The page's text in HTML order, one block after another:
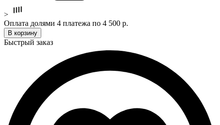
>
Оплата долями 4 платежа по 4 500 р.
В корзину
Быстрый заказ